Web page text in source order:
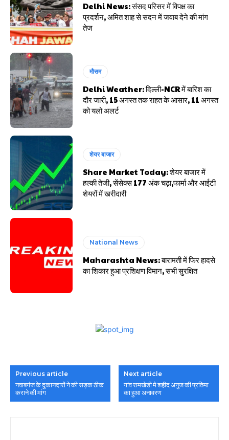
Delhi News: संसद परिसर में विपक्ष का
प्रदर्शन, अमित शाह से सदन में जवाब देने की मांग
तेज
मौसम
Delhi Weather: दिल्ली-NCR में बारिश का
दौर जारी, 15 अगस्त तक राहत के आसार, 11 अगस्त
को यलो अलर्ट
शेयर बाजार
Share Market Today: शेयर बाजार में
हल्की तेजी, सेंसेक्स 177 अंक चढ़ा,फार्मा और आईटी
शेयरों में खरीदारी
National News
Maharashta News: बारामती में फिर हादसे
का शिकार हुआ प्रशिक्षण विमान, सभी सुरक्षित
Previous article
नवाबगंज के दुकानदारों ने की सड़क ठीक
कराने की मांग
Next article
गांव रामखेडी मे शहीद अनुज की प्रतिमा
का हुआ अनावरण